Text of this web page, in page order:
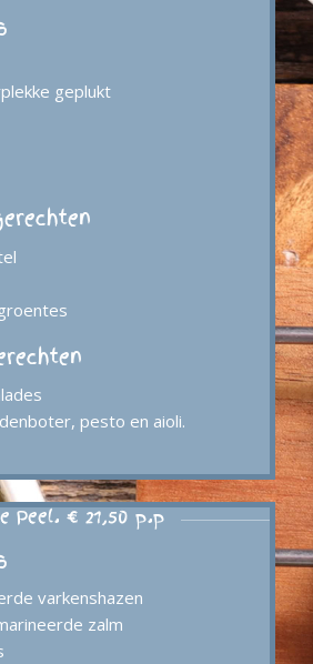
geplukt
pesto en aioli.
Peel. € 21,50 p.p
varkenshazen
zalm